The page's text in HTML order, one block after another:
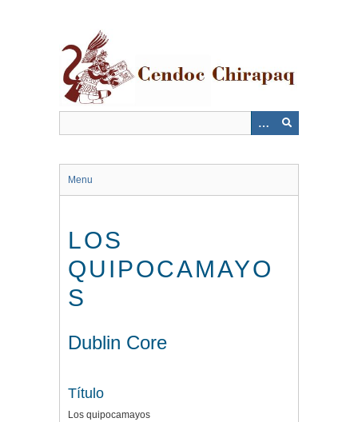
Menu
LOS
QUIPOCAMAYO
S
Dublin Core
Título
Los quipocamayos